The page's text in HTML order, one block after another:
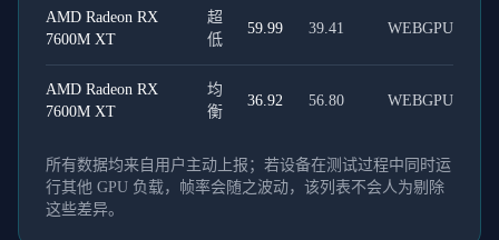
AMD Radeon RX
7600M XT
超
低
59.99 39.41 WEBGPU
AMD Radeon RX
7600M XT
均
衡
36.92 56.80 WEBGPU
所有数据均来自用户主动上报；若设备在测试过程中同时运
行其他 GPU 负载，帧率会随之波动，该列表不会人为剔除
这些差异。